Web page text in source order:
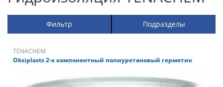
Фильтр Подразделы
TENACHEM
Oksiplasts 2-х компонентный полиуретановый герметик